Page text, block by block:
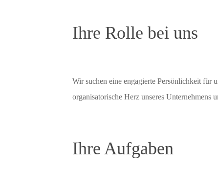
Ihre Rolle bei uns
Wir suchen eine engagierte Persönlichkeit für
organisatorische Herz unseres Unternehmens
Ihre Aufgaben